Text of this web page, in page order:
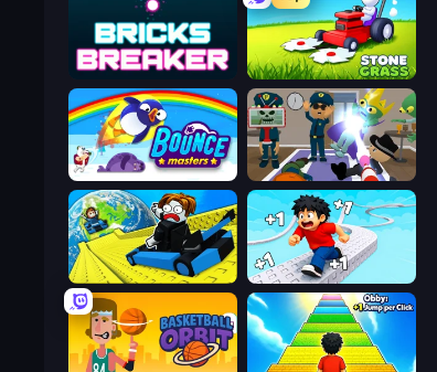
Bricks Breaker Stone Grass: Mowing Simulator
Bouncemasters Find The Alien
Cart Ride Danger Mount Speed per Click: Obby